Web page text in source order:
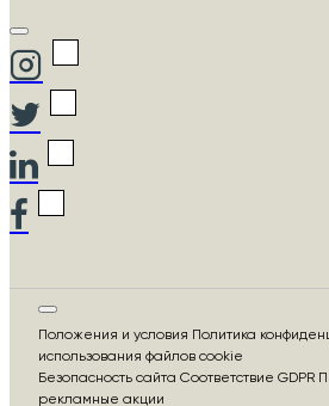
Положения и условия Политика
использования файлов cookie
Безопасность сайта Соответствие GDPR
рекламные акции